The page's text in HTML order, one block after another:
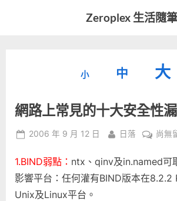
Zeroplex 生活隨筆
發
活
事
小
型
小。
中
重
字
型
小
大
網路上常見的十大安全性
Posted
2006 年 9 月 12 日 By
日落
在
路
上
尚無
1.BIND弱點： ntx、qinv及in.named可
影響平台：任何灌有BIND版本在8.2.2
Unix及Linux平台。